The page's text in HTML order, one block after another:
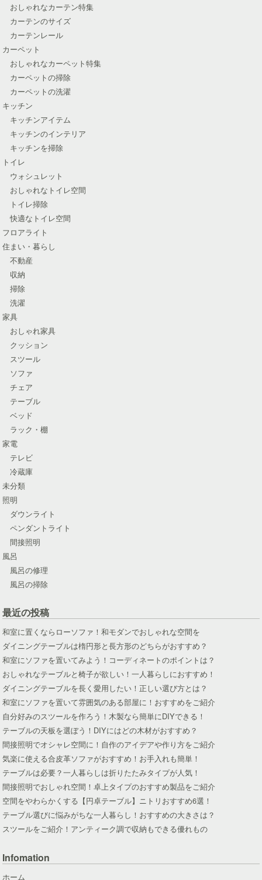
おしゃれなカーテン特集
カーテンのサイズ
カーテンレール
カーペット
おしゃれなカーペット特集
カーペットの掃除
カーペットの洗濯
キッチン
キッチンアイテム
キッチンのインテリア
キッチンを掃除
トイレ
ウォシュレット
おしゃれなトイレ空間
トイレ掃除
快適なトイレ空間
フロアライト
住まい・暮らし
不動産
収納
掃除
洗濯
家具
おしゃれ家具
クッション
スツール
ソファ
チェア
テーブル
ベッド
ラック・棚
家電
テレビ
冷蔵庫
未分類
照明
ダウンライト
ペンダントライト
間接照明
風呂
風呂の修理
風呂の掃除
最近の投稿
和室に置くならローソファ！和モダンでおしゃれな空間を
ダイニングテーブルは楕円形と長方形のどちらがおすすめ？
和室にソファを置いてみよう！コーディネートのポイントは？
おしゃれなテーブルと椅子が欲しい！一人暮らしにおすすめ！
ダイニングテーブルを長く愛用したい！正しい選び方とは？
和室にソファを置いて雰囲気のある部屋に！おすすめをご紹介
自分好みのスツールを作ろう！木製なら簡単にDIYできる！
テーブルの天板を選ぼう！DIYにはどの木材がおすすめ？
間接照明でオシャレ空間に！自作のアイデアや作り方をご紹介
気楽に使える合皮革ソファがおすすめ！お手入れも簡単！
テーブルは必要？一人暮らしは折りたたみタイプが人気！
間接照明でおしゃれ空間！卓上タイプのおすすめ製品をご紹介
空間をやわらかくする【円卓テーブル】ニトリおすすめ6選！
テーブル選びに悩みがちな一人暮らし！おすすめの大きさは？
スツールをご紹介！アンティーク調で収納もできる優れもの
Infomation
ホーム